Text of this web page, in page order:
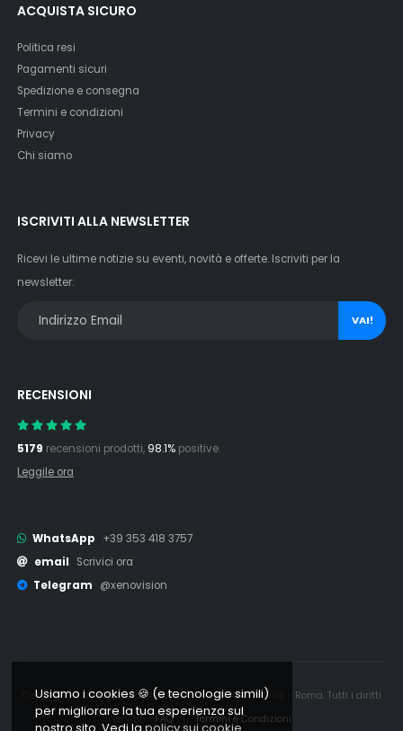
ACQUISTA SICURO
Politica resi
Pagamenti sicuri
Spedizione e consegna
Termini e condizioni
Privacy
Chi siamo
ISCRIVITI ALLA NEWSLETTER
Ricevi le ultime notizie su eventi, novità e offerte. Iscriviti per la
newsletter:
VAI!
RECENSIONI
5179 recensioni prodotti, 98.1% positive.
Leggile ora
WhatsApp
+39 353 418 3757
email
Scrivici ora
Telegram
@xenovision
Copyright © 2006 - 2026 Xenovision.it - IT16245761008 - Roma. Tutti i diritti
riservati.
FAQ | Termini e Condizioni
Usiamo i cookies 🍪 (e tecnologie simili)
per migliorare la tua esperienza sul
nostro sito. Vedi la policy sui cookie.